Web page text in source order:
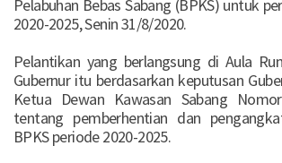
Pelabuhan Bebas Sabang (BPKS) untuk
2020-2025, Senin 31/8/2020.
Pelantikan yang berlangsung di Aula
Gubernur itu berdasarkan keputusan
Ketua Dewan Kawasan Sabang
tentang pemberhentian dan
BPKS periode 2020-2025.